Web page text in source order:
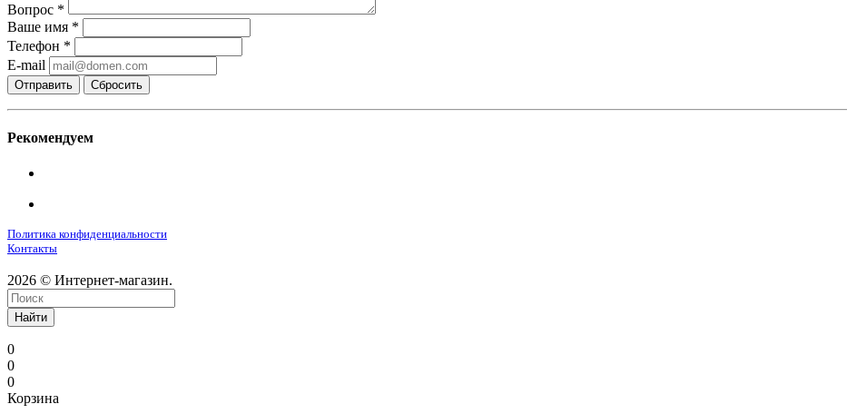
Вопрос *
Ваше имя *
Телефон *
E-mail
Сбросить
Рекомендуем
Политика конфиденциальности
Контакты
2026 © Интернет-магазин.
Найти
0
0
0
Корзина